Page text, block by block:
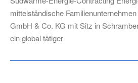
mittelständische
GmbH & Co. KG mit Sitz in
ein global tätiger